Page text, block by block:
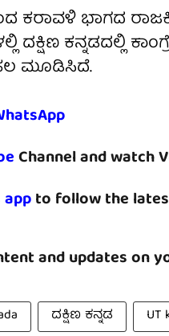
ಕರಾವಳಿ ಭಾಗದ
ದಕ್ಷಿಣ ಕನ್ನಡದಲ್ಲಿ
ಮೂಡಿಸಿದೆ.
Channel and watch
to follow the
and updates on
ದಕ್ಷಿಣ ಕನ್ನಡ UT